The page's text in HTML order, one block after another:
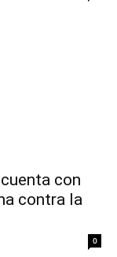
con
contra la
0